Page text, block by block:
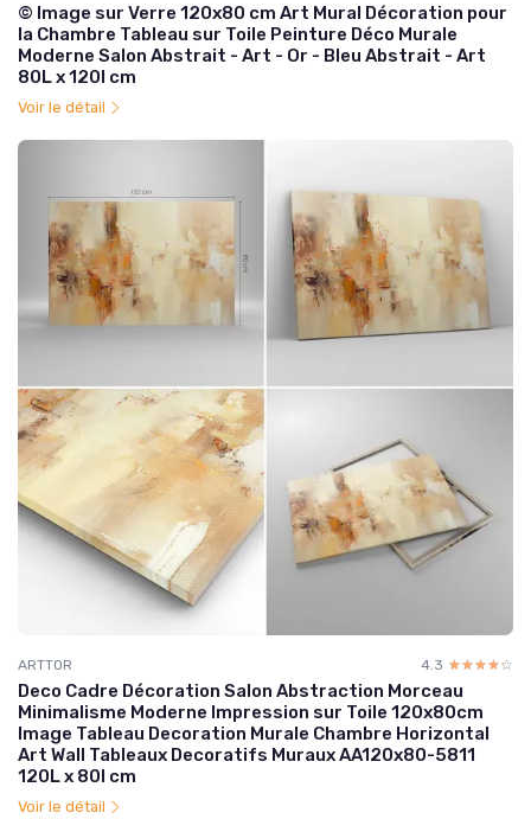
© Image sur Verre 120x80 cm Art Mural Décoration pour
la Chambre Tableau sur Toile Peinture Déco Murale
Moderne Salon Abstrait - Art - Or - Bleu Abstrait - Art
80L x 120l cm
Voir le détail
ARTTOR 4.3 ☆☆☆☆☆
★★★★★
Deco Cadre Décoration Salon Abstraction Morceau
Minimalisme Moderne Impression sur Toile 120x80cm
Image Tableau Decoration Murale Chambre Horizontal
Art Wall Tableaux Decoratifs Muraux AA120x80-5811
120L x 80l cm
Voir le détail